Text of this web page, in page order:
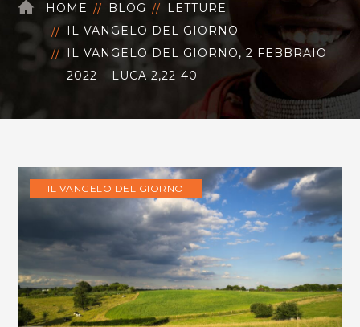
HOME BLOG
LETTURE
IL VANGELO DEL GIORNO
IL VANGELO DEL GIORNO, 2 FEBBRAIO
2022 – LUCA 2,22-40
IL VANGELO DEL GIORNO